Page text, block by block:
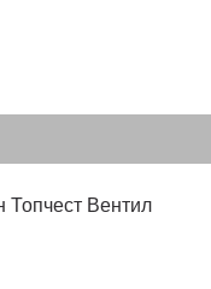
Топчест Вентил